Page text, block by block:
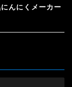
んにくメーカー